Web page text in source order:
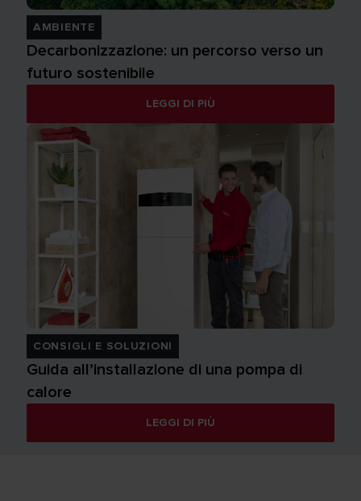
AMBIENTE
Decarbonizzazione: un percorso verso un
futuro sostenibile
LEGGI DI PIÙ
CONSIGLI E SOLUZIONI
Guida all’installazione di una pompa di
calore
LEGGI DI PIÙ